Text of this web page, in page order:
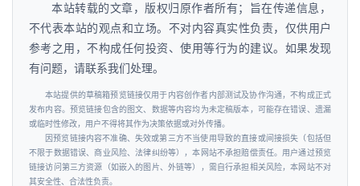
本站转载的文章，版权归原作者所有；旨在传递信息，
不代表本站的观点和立场。不对内容真实性负责，仅供用户
参考之用，不构成任何投资、使用等行为的建议。如果发现
有问题，请联系我们处理。
本站提供的草稿箱预览链接仅用于内容创作者内部测试及协作沟通，不构成正式
发布内容。预览链接包含的图文、数据等内容均为未定稿版本，可能存在错误、遗漏
或临时性修改，用户不得将其作为决策依据或对外传播。
因预览链接内容不准确、失效或第三方不当使用导致的直接或间接损失（包括但
不限于数据错误、商业风险、法律纠纷等），本网站不承担赔偿责任。用户通过预览
链接访问第三方资源（如嵌入的图片、外链等），需自行承担相关风险，本网站不对
其安全性、合法性负责。